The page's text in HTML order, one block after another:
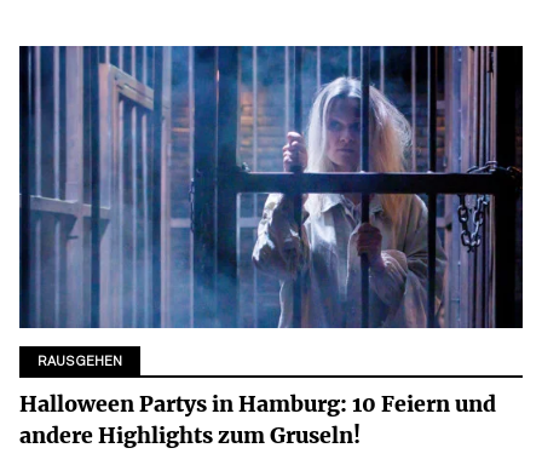
RAUSGEHEN
Halloween Partys in Hamburg: 10 Feiern und
andere Highlights zum Gruseln!